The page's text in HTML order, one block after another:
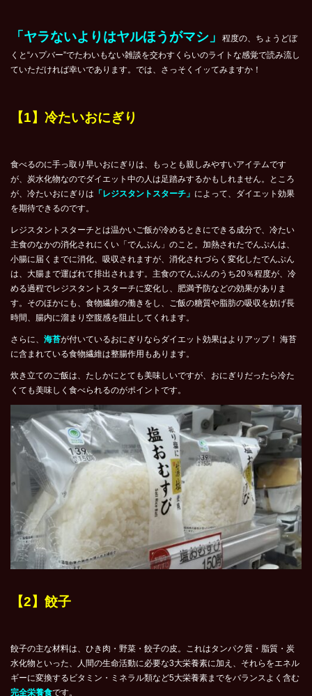
「ヤラないよりはヤルほうがマシ」
程度の、ちょうどぼ
くと“ハプバー”でたわいもない雑談を交わすくらいのライトな感覚で読み流し
ていただければ幸いであります。では、さっそくイッてみますか！
【1】冷たいおにぎり
食べるのに手っ取り早いおにぎりは、もっとも親しみやすいアイテムです
が、炭水化物なのでダイエット中の人は足踏みするかもしれません。ところ
が、冷たいおにぎりは 「レジスタントスターチ」 によって、ダイエット効果
を期待できるのです。
レジスタントスターチとは温かいご飯が冷めるときにできる成分で、冷たい
主食のなかの消化されにくい「でんぷん」のこと。加熱されたでんぷんは、
小腸に届くまでに消化、吸収されますが、消化されづらく変化したでんぷん
は、大腸まで運ばれて排出されます。主食のでんぷんのうち20％程度が、冷
める過程でレジスタントスターチに変化し、肥満予防などの効果がありま
す。そのほかにも、食物繊維の働きをし、ご飯の糖質や脂肪の吸収を妨げ長
時間、腸内に溜まり空腹感を阻止してくれます。
さらに、 海苔が付いているおにぎりならダイエット効果はよりアップ！ 海苔
に含まれている食物繊維は整腸作用もあります。
炊き立てのご飯は、たしかにとても美味しいですが、おにぎりだったら冷た
くても美味しく食べられるのがポイントです。
【2】餃子
餃子の主な材料は、ひき肉・野菜・餃子の皮。これはタンパク質・脂質・炭
水化物といった、人間の生命活動に必要な3大栄養素に加え、それらをエネル
ギーに変換するビタミン・ミネラル類など5大栄養素までをバランスよく含む
完全栄養食です。